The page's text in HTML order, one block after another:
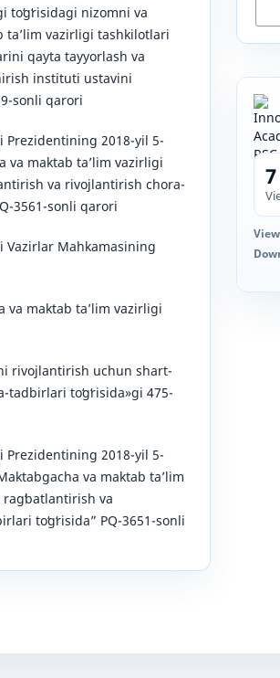
nizomni va
taʼlim vazirligi tashkilotlari
qayta tayyorlash va
instituti ustavini
sonli qarori
Prezidentining 2018-yil 5-
va maktab taʼlim vazirligi
va rivojlantirish chora-
3561-sonli qarori
Vazirlar Mahkamasining
va maktab taʼlim vazirligi
rivojlantirish uchun shart-
toʻgʻrisida»gi 475-
Prezidentining 2018-yil 5-
va maktab taʼlim
va
toʻgʻrisida” PQ-3651-sonli
7